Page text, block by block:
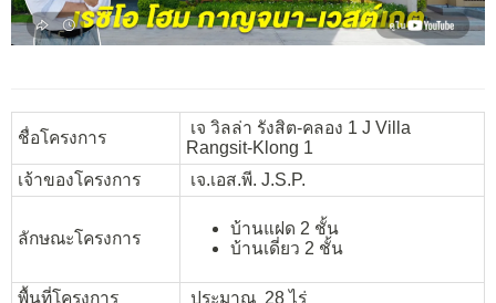
ชื่อโครงการ
เจ วิลล่า รังสิต-คลอง 1 J Villa
Rangsit-Klong 1
เจ้าของโครงการ
เจ.เอส.พี. J.S.P.
ลักษณะโครงการ
บ้านแฝด 2 ชั้น
บ้านเดี่ยว 2 ชั้น
พื้นที่โครงการ
ประมาณ 28 ไร่